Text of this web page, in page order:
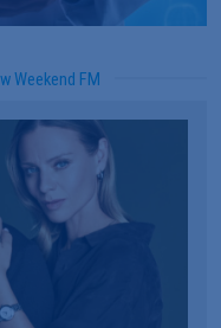
w Weekend FM